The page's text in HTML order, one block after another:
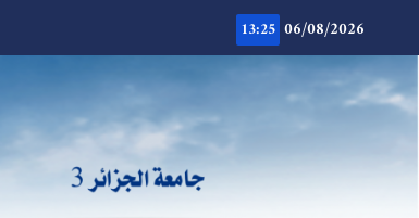
content
06/08/2026
13:25